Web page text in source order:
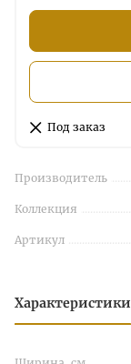
Под заказ
Производитель
Коллекция
Артикул
Характеристики